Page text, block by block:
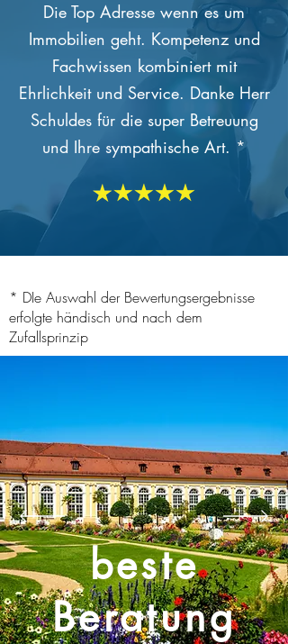
Die Top Adresse wenn es um
Immobilien geht. Kompetenz und
Fachwissen kombiniert mit
Ehrlichkeit und Service. Danke Herr
Schuldes für die super Betreuung
und Ihre sympathische Art. *
* DIe Auswahl der Bewertungsergebnisse
erfolgte händisch und nach dem
Zufallsprinzip
beste
Beratung